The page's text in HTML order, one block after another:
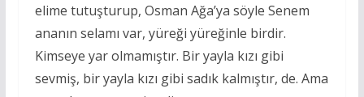
elime tutuşturup, Osman Ağa’ya söyle Senem
ananın selamı var, yüreği yüreğinle birdir.
Kimseye yar olmamıştır. Bir yayla kızı gibi
sevmiş, bir yayla kızı gibi sadık kalmıştır, de. Ama